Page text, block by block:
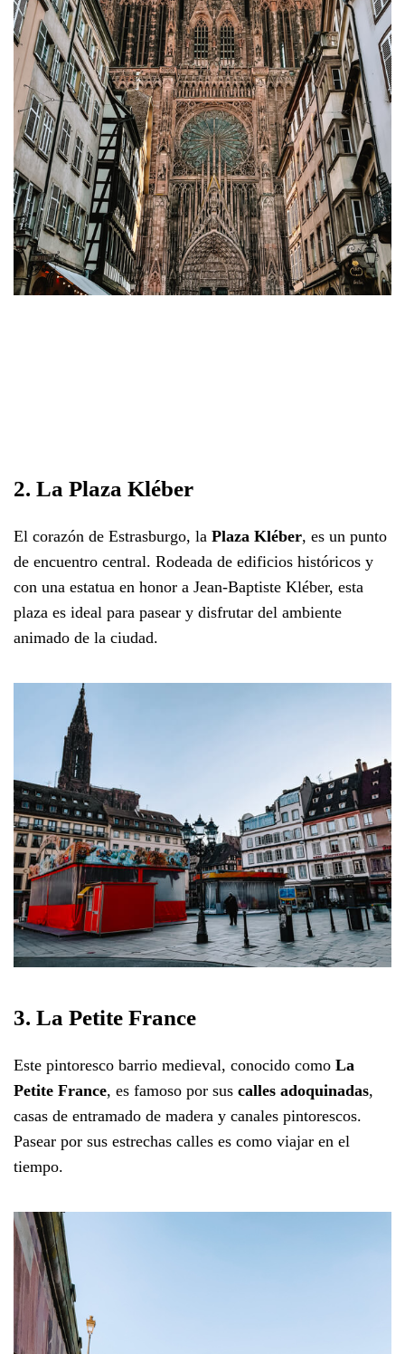
2. La Plaza Kléber
El corazón de Estrasburgo, la Plaza Kléber, es un punto
de encuentro central. Rodeada de edificios históricos y
con una estatua en honor a Jean-Baptiste Kléber, esta
plaza es ideal para pasear y disfrutar del ambiente
animado de la ciudad.
3. La Petite France
Este pintoresco barrio medieval, conocido como La
Petite France, es famoso por sus calles adoquinadas,
casas de entramado de madera y canales pintorescos.
Pasear por sus estrechas calles es como viajar en el
tiempo.